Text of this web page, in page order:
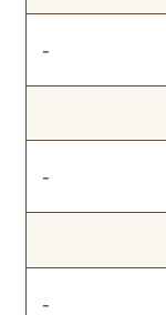
-
-
-